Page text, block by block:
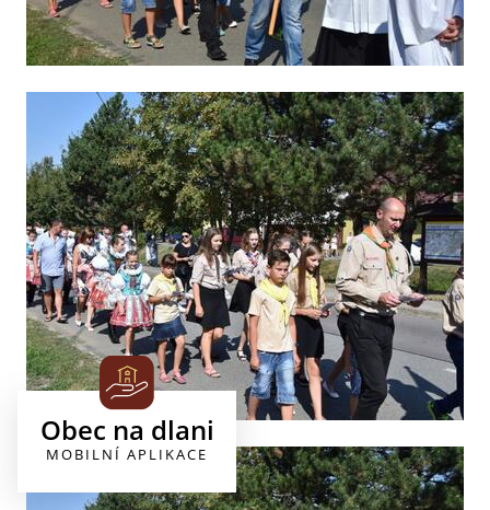
Obec na dlani
MOBILNÍ APLIKACE